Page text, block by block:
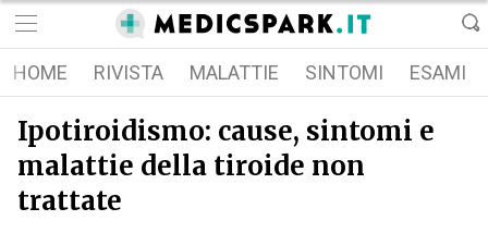
HOME RIVISTA MALATTIE SINTOMI ESAMI
Ipotiroidismo: cause, sintomi e
malattie della tiroide non
trattate